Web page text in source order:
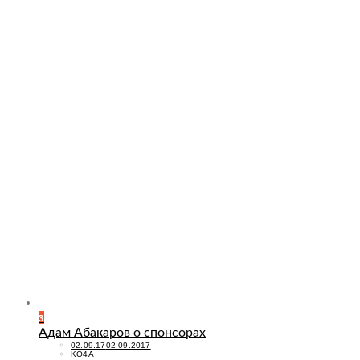
3
Адам Абакаров о спонсорах
POSTED
ON
02.09.1702.09.2017
KO4A